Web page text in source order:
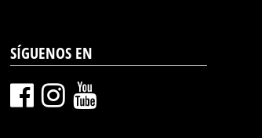
SÍGUENOS EN